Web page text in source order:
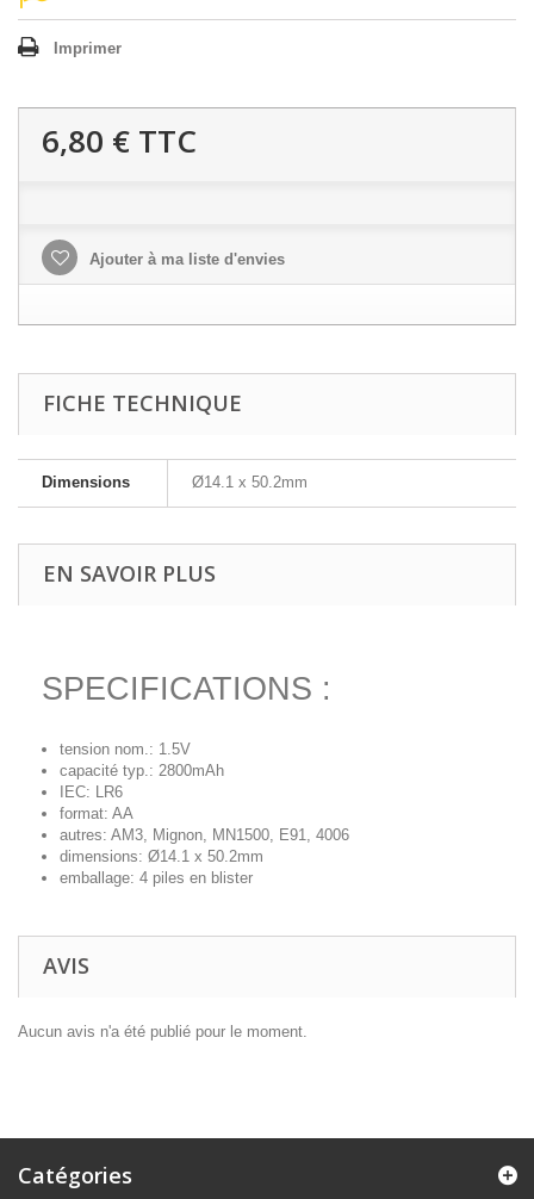
Imprimer
6,80 € TTC
Ajouter à ma liste d'envies
FICHE TECHNIQUE
Dimensions Ø14.1 x 50.2mm
EN SAVOIR PLUS
SPECIFICATIONS :
tension nom.: 1.5V
capacité typ.: 2800mAh
IEC: LR6
format: AA
autres: AM3, Mignon, MN1500, E91, 4006
dimensions: Ø14.1 x 50.2mm
emballage: 4 piles en blister
AVIS
Aucun avis n'a été publié pour le moment.
Catégories